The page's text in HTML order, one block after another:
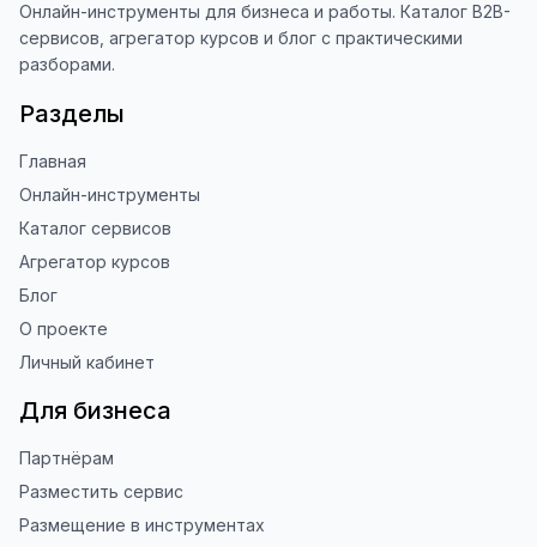
Благодарю за доверие и
использование ToolFox! 🚀
Онлайн-инструменты для бизнеса и работы. Каталог B2B-
сервисов, агрегатор курсов и блог с практическими
разборами.
Разделы
Главная
Онлайн-инструменты
Каталог сервисов
Агрегатор курсов
Блог
О проекте
Личный кабинет
Для бизнеса
Партнёрам
Разместить сервис
Размещение в инструментах